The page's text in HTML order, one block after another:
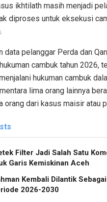
ikhtilath masih menjadi
diproses untuk eksekusi
data pelanggar Perda dan
cambuk tahun 2026,
hukuman cambuk
lima orang lainnya
orang dari kasus maisir atau
Filter Jadi Salah Satu
Garis Kemiskinan Aceh
Kembali Dilantik
2026-2030